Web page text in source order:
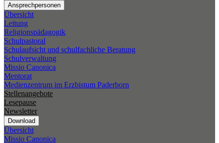
Ansprechpersonen
Übersicht
Leitung
Religionspädagogik
Schulpastoral
Schulaufsicht und schulfachliche Beratung
Schulverwaltung
Missio Canonica
Mentorat
Medienzentrum im Erzbistum Paderborn
Stellenangebote
Lesepause
Newsletter
Download
Übersicht
Missio Canonica